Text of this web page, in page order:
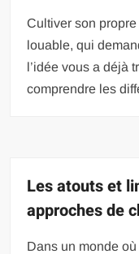
Cultiver son
louable, qui
l’idée vous a déjà
comprendre les
Les atouts et
approches de
Dans un monde